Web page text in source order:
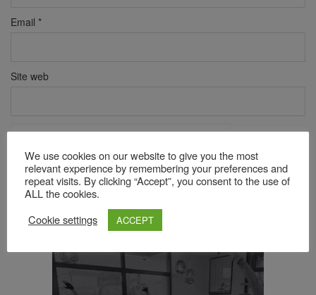
Email *
Site web
Verificare anti-robot
Click pentru a începe verificarea
Friendly Captcha ⇗
Acest site folosește Akismet pentru a reduce spamul.
sunt procesate datele comentariilor tale
We use cookies on our website to give you the most
relevant experience by remembering your preferences and
repeat visits. By clicking “Accept”, you consent to the use of
ALL the cookies.
Cookie settings
ACCEPT